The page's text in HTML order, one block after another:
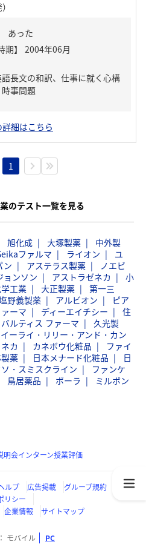
あった
長文の和訳、仕事に就く心構
事問題
細はこちら
1
のテスト一覧を見る
旭化成 大塚製薬
中外製
ファルマ ライオン
ユ
ン アステラス製薬
ノエビ
ョンソン アストラゼネカ
小
工業 大正製薬
第一三
野義製薬 アルビオン
ピア
ーマ ディーエイチシー
住
バルティス ファーマ
久光製
イーライ・リリー・アンド・カン
カ カネボウ化粧品
ファイ
薬 日本メナード化粧品
日
・スミスクライン
ファンケ
鳥居薬品 ポーラ ミルボン
明会インターン授業評価
ルプ 広告掲載
グループ規約
リシー
企業情報 サイトマップ
モバイル PC